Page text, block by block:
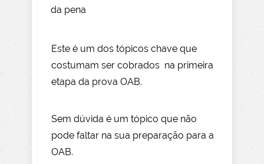
da pena
Este é um dos tópicos chave que
costumam ser cobrados na primeira
etapa da prova OAB.
Sem dúvida é um tópico que não
pode faltar na sua preparação para a
OAB.